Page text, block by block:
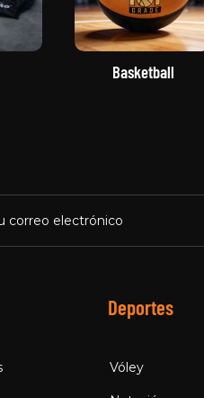
Basketball
correo electrónico
Deportes
Vóley